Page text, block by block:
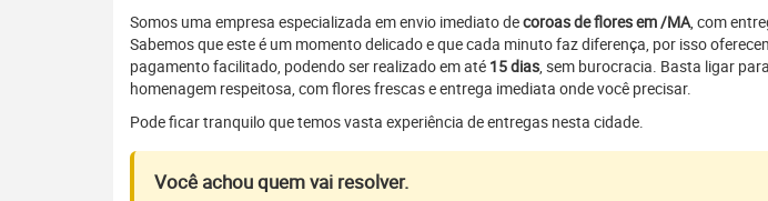
Somos uma empresa especializada em envio imediato decoroas de flores em /MA, com
Sabemos que este é um momento delicado e que cada minuto faz diferença, por isso
pagamento facilitado, podendo ser realizado em até 15 dias, sem burocracia. Basta ligar para
homenagem respeitosa, com flores frescas e entrega imediata onde você precisar.
Pode ficar tranquilo que temos vasta experiência de entregas nesta cidade.
Você achou quem vai resolver.